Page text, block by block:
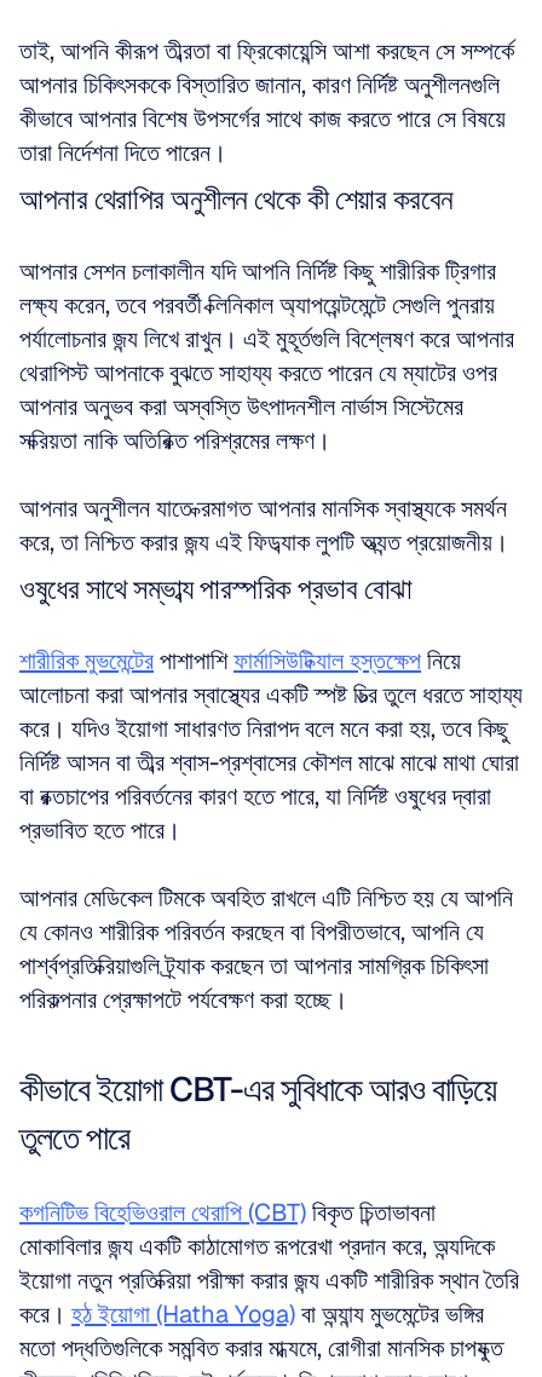
তাই, আপনি কীরূপ তীব্রতা বা ফ্রিকোয়েন্সি আশা করছেন সে সম্পর্কে
আপনার চিকিৎসককে বিস্তারিত জানান, কারণ নির্দিষ্ট অনুশীলনগুলি
কীভাবে আপনার বিশেষ উপসর্গের সাথে কাজ করতে পারে সে বিষয়ে
তারা নির্দেশনা দিতে পারেন।
আপনার থেরাপির অনুশীলন থেকে কী শেয়ার করবেন
আপনার সেশন চলাকালীন যদি আপনি নির্দিষ্ট কিছু শারীরিক ট্রিগার
লক্ষ্য করেন, তবে পরবর্তী ক্লিনিকাল অ্যাপয়েন্টমেন্টে সেগুলি পুনরায়
পর্যালোচনার জন্য লিখে রাখুন। এই মুহূর্তগুলি বিশ্লেষণ করে আপনার
থেরাপিস্ট আপনাকে বুঝতে সাহায্য করতে পারেন যে ম্যাটের ওপর
আপনার অনুভব করা অস্বস্তি উৎপাদনশীল নার্ভাস সিস্টেমের
সক্রিয়তা নাকি অতিরিক্ত পরিশ্রমের লক্ষণ।
আপনার অনুশীলন যাতে ক্রমাগত আপনার মানসিক স্বাস্থ্যকে সমর্থন
করে, তা নিশ্চিত করার জন্য এই ফিডব্যাক লুপটি অত্যন্ত প্রয়োজনীয়।
ওষুধের সাথে সম্ভাব্য পারস্পরিক প্রভাব বোঝা
শারীরিক মুভমেন্টের পাশাপাশি ফার্মাসিউটিক্যাল হস্তক্ষেপ নিয়ে
আলোচনা করা আপনার স্বাস্থ্যের একটি স্পষ্ট চিত্র তুলে ধরতে সাহায্য
করে। যদিও ইয়োগা সাধারণত নিরাপদ বলে মনে করা হয়, তবে কিছু
নির্দিষ্ট আসন বা তীব্র শ্বাস-প্রশ্বাসের কৌশল মাঝে মাঝে মাথা ঘোরা
বা রক্তচাপের পরিবর্তনের কারণ হতে পারে, যা নির্দিষ্ট ওষুধের দ্বারা
প্রভাবিত হতে পারে।
আপনার মেডিকেল টিমকে অবহিত রাখলে এটি নিশ্চিত হয় যে আপনি
যে কোনও শারীরিক পরিবর্তন করছেন বা বিপরীতভাবে, আপনি যে
পার্শ্বপ্রতিক্রিয়াগুলি ট্র্যাক করছেন তা আপনার সামগ্রিক চিকিৎসা
পরিকল্পনার প্রেক্ষাপটে পর্যবেক্ষণ করা হচ্ছে।
কীভাবে ইয়োগা CBT-এর সুবিধাকে আরও বাড়িয়ে
তুলতে পারে
কগনিটিভ বিহেভিওরাল থেরাপি (CBT) বিকৃত চিন্তাভাবনা
মোকাবিলার জন্য একটি কাঠামোগত রূপরেখা প্রদান করে, অন্যদিকে
ইয়োগা নতুন প্রতিক্রিয়া পরীক্ষা করার জন্য একটি শারীরিক স্থান তৈরি
করে। হঠ ইয়োগা (Hatha Yoga) বা অন্যান্য মুভমেন্টের ভঙ্গির
মতো পদ্ধতিগুলিকে সমন্বিত করার মাধ্যমে, রোগীরা মানসিক চাপযুক্ত